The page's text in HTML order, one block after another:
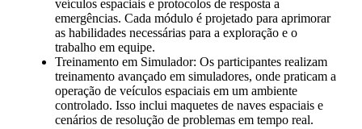
veículos espaciais e protocolos de resposta a
emergências. Cada módulo é projetado para aprimorar
as habilidades necessárias para a exploração e o
trabalho em equipe.
Treinamento em Simulador: Os participantes realizam
treinamento avançado em simuladores, onde praticam a
operação de veículos espaciais em um ambiente
controlado. Isso inclui maquetes de naves espaciais e
cenários de resolução de problemas em tempo real.